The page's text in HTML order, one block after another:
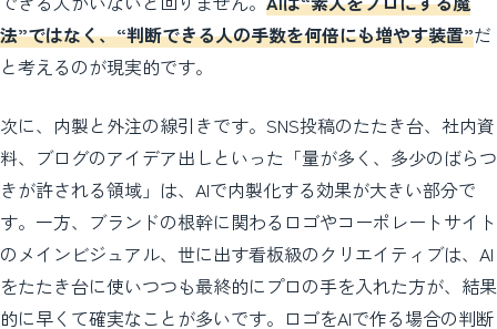
法”ではなく、“判断できる人の手数を何倍にも増やす装置”だ
と考えるのが現実的です。
次に、内製と外注の線引きです。SNS投稿のたたき台、社内資
料、ブログのアイデア出しといった「量が多く、多少のばらつ
きが許される領域」は、AIで内製化する効果が大きい部分で
す。一方、ブランドの根幹に関わるロゴやコーポレートサイト
のメインビジュアル、世に出す看板級のクリエイティブは、AI
をたたき台に使いつつも最終的にプロの手を入れた方が、結果
的に早くて確実なことが多いです。ロゴをAIで作る場合の判断